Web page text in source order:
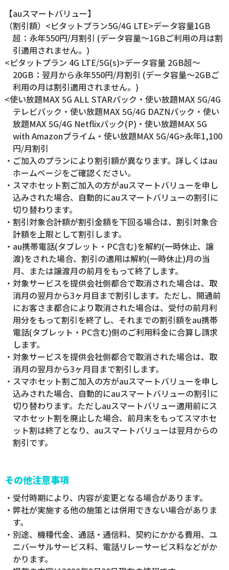
【auスマートバリュー】
（割引額）<ピタットプラン5G/4G LTE>データ容量1GB
超：永年550円/月割引 (データ容量～1GBご利用の月は割
引適用されません。)
<ピタットプラン 4G LTE/5G(s)>データ容量 2GB超～
20GB：翌月から永年550円/月割引 (データ容量～2GBご
利用の月は割引適用されません。)
<使い放題MAX 5G ALL STARパック・使い放題MAX 5G/4G
テレビパック・使い放題MAX 5G/4G DAZNパック・使い
放題MAX 5G/4G Netflixパック(P)・使い放題MAX 5G
with Amazonプライム・使い放題MAX 5G/4G>永年1,100
円/月割引
・ご加入のプランにより割引額が異なります。詳しくはau
ホームページをご確認ください。
・スマホセット割ご加入の方がauスマートバリューを申し
込みされた場合、自動的にauスマートバリューの割引に
切り替わります。
・割引対象合計額が割引金額を下回る場合は、割引対象合
計額を上限として割引します。
・au携帯電話(タブレット・PC含む)を解約(一時休止、譲
渡)をされた場合、割引の適用は解約(一時休止)月の当
月、または譲渡月の前月をもって終了します。
・対象サービスを提供会社側都合で取消された場合は、取
消月の翌月から3ヶ月目まで割引します。ただし、開通前
にお客さま都合により取消された場合は、受付の前月利
用分をもって割引を終了し、それまでの割引額をau携帯
電話(タブレット・PC含む)側のご利用料金に合算し請求
します。
・対象サービスを提供会社側都合で取消された場合は、取
消月の翌月から3ヶ月目まで割引します。
・スマホセット割ご加入の方がauスマートバリューを申し
込みされた場合、自動的にauスマートバリューの割引に
切り替わります。ただしauスマートバリュー適用前にス
マホセット割を廃止した場合、前月末をもってスマホセ
ット割は終了となり、auスマートバリューは翌月からの
割引です。
その他注意事項
・受付時期により、内容が変更となる場合があります。
・弊社が実施する他の施策とは併用できない場合がありま
す。
・別途、機種代金、通話・通信料、契約にかかる費用、ユ
ニバーサルサービス料、電話リレーサービス料などがか
かります。